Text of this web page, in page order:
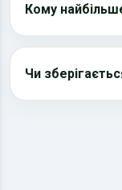
Кому
Чи